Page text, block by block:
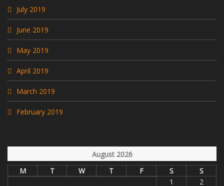
July 2019
June 2019
May 2019
April 2019
March 2019
February 2019
August 2026
M
T W T F S
S
1
2